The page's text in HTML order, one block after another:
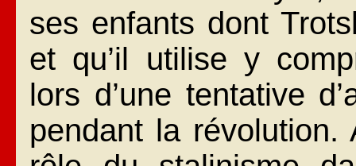
ses enfants dont
et qu’il utilise y
lors d’une tentative
pendant la